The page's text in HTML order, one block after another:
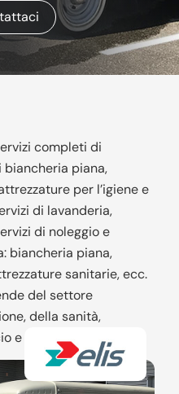
completi di
biancheria piana,
per l’igiene e
di lavanderia,
di noleggio e
biancheria piana,
sanitarie, ecc.
del settore
della sanità,
e dei servizi, ecc.